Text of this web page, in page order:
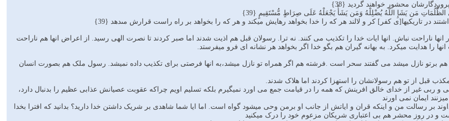
محشور خواهند گرديد {38}
الظُّلُمَاتِ مَن يَشَإِ اللّهُ يُضْلِلْهُ وَمَن يَشَأْ يَجْعَلْهُ عَلَى صِرَاطٍ مُّسْتَقِيمٍ {39}
در تاريكيها[ى كفر] كر و لالند هر كه را خدا بخواهد رهایش میکند و هر كه را بخواهد بر راه راست قرارش مى‏دهد {39}
آیات 33-39:از گفتار انها ناراحت نباش. انها ایات خدا را تکذیب می کنند. نه ترا. رسولان قبل هم اذیت شدند اما صبر کردند تا نصرت الهی رسید. از اعراض انها هم ناراحت
را هدایت میکرد. به بهانه گیران هم بگو خدا اگر بخواهد هر نشانه ای فرو میفرستد.
ایات 7-9:اگر کتاب هم برتو نازل میشد می گفتند سحر است .فرشته هم اگر همراه تو نازل میشد،به انها فرصتی برای تکذیب داده نمیشد. رسول ملک هم بصورت انسان
ایات 12-18: بگو ولی و ربی غیر از خدای خالق افرینش که همه را در قیامت جمع می اورد نمیگیرم بلکه تسلیم اویم چراکه عقوبت عصیانش عذابی عظیم را بدنبال دارد،
ایمان نمی اورند
آیات 19-24:بگو خداوند بر رسالت من و اینکه قران و ایاتش از جانب او برمن وحی میشود گواه است. اما ایا شما شاهدی بر شریک داشتن خدا دارید؟ بدانید که افترا بخدا
و در روز محشر هم بی اعتباری شریکان مزعوم خود را درک میکنید